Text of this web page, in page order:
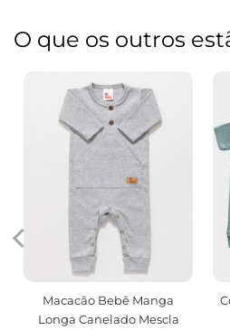
O que os outros
Macacão Bebê Manga
Longa Canelado Mescla